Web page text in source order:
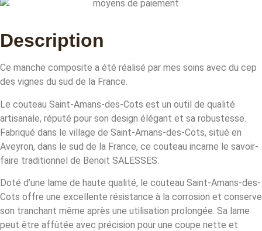
Description
Ce manche composite a été réalisé par mes soins avec du cep
des vignes du sud de la France.
Le couteau Saint-Amans-des-Cots est un outil de qualité
artisanale, réputé pour son design élégant et sa robustesse.
Fabriqué dans le village de Saint-Amans-des-Cots, situé en
Aveyron, dans le sud de la France, ce couteau incarne le savoir-
faire traditionnel de Benoit SALESSES.
Doté d’une lame de haute qualité, le couteau Saint-Amans-des-
Cots offre une excellente résistance à la corrosion et conserve
son tranchant même après une utilisation prolongée. Sa lame
peut être affûtée avec précision pour une coupe nette et